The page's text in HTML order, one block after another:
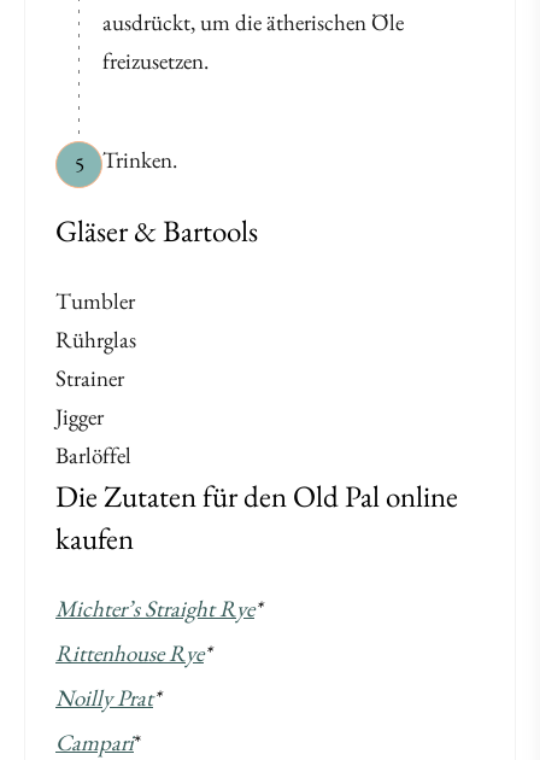
ausdrückt, um die ätherischen Öle
freizusetzen.
5 Trinken.
Gläser & Bartools
Tumbler
Rührglas
Strainer
Jigger
Barlöffel
Die Zutaten für den Old Pal online
kaufen
Michter’s Straight Rye*
Rittenhouse Rye*
Noilly Prat*
Campari*